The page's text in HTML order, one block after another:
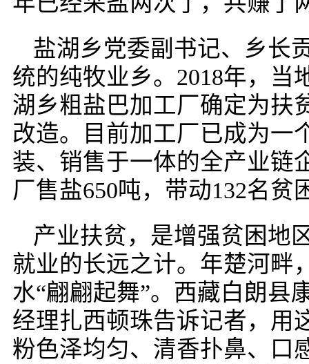
盐湖乡党委副书记、乡长
统的纯牧业乡。2018年，当
湖乡粗盐巴加工厂确定为扶
改造。目前加工厂已成为一
装、销售于一体的全产业链
厂售盐650吨，带动132名贫
产业扶贫，是增强贫困地
就业的长远之计。年楚河畔
水“翩翩起舞”。西藏白朗县
经理扎西顿珠告诉记者，用
粉色泽均匀、清香扑鼻、口